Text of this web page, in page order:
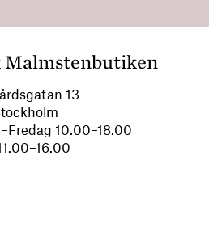
Malmstenbutiken
13
10.00–18.00